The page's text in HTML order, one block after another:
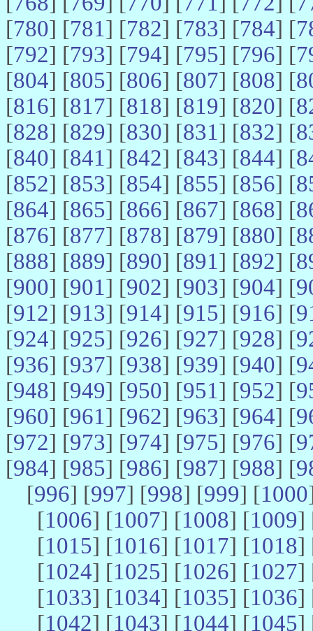
[780] [781] [782] [783] [784] [
[792] [793] [794] [795] [796] [
[804] [805] [806] [807] [808] [
[816] [817] [818] [819] [820] [
[828] [829] [830] [831] [832] [
[840] [841] [842] [843] [844] [
[852] [853] [854] [855] [856] [
[864] [865] [866] [867] [868] [
[876] [877] [878] [879] [880] [
[888] [889] [890] [891] [892] [
[900] [901] [902] [903] [904] [
[912] [913] [914] [915] [916] [
[924] [925] [926] [927] [928] [
[936] [937] [938] [939] [940] [
[948] [949] [950] [951] [952] [
[960] [961] [962] [963] [964] [
[972] [973] [974] [975] [976] [
[984] [985] [986] [987] [988] [
[996] [997] [998] [999] [1000
[1006] [1007] [1008] [1009]
[1015] [1016] [1017] [1018]
[1024] [1025] [1026] [1027]
[1033] [1034] [1035] [1036]
[1042] [1043] [1044] [1045]